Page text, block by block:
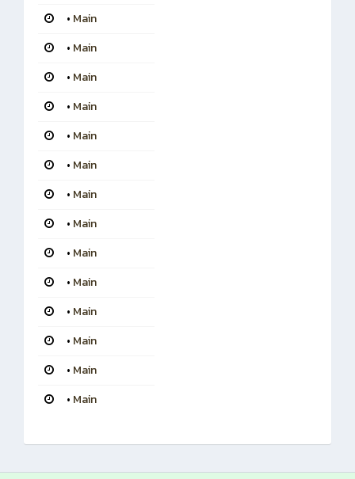
• Main
• Main
• Main
• Main
• Main
• Main
• Main
• Main
• Main
• Main
• Main
• Main
• Main
• Main